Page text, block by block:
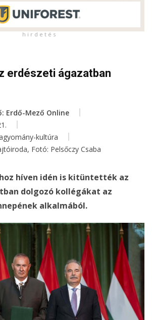
h i r d e t é s
erdészeti ágazatban
Erdő-Mező Online
kultúra
Fotó: Pelsőczy Csaba
híven idén is kitüntették az
dolgozó kollégákat az
alkalmából.